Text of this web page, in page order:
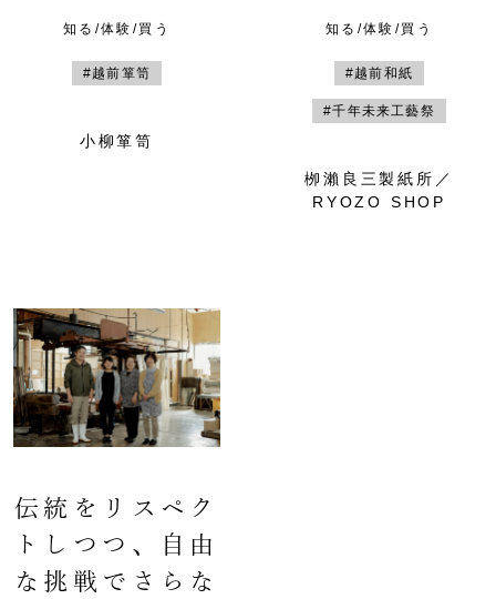
知る/体験/買う
#越前箪笥
小柳箪笥
知る/体験/買う
#越前和紙
#千年未来工藝祭
栁瀨良三製紙所／
RYOZO SHOP
伝統をリスペク
トしつつ、自由
な挑戦でさらな